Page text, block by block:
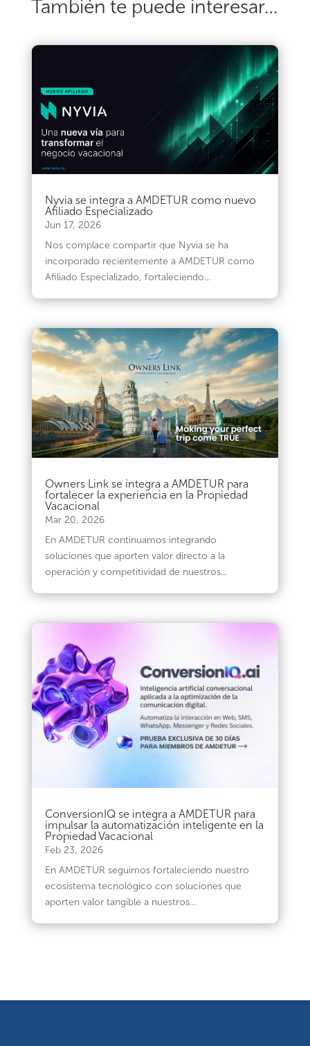
También te puede interesar…
Nyvia se integra a AMDETUR como nuevo
Afiliado Especializado
Jun 17, 2026
Nos complace compartir que Nyvia se ha
incorporado recientemente a AMDETUR como
Afiliado Especializado, fortaleciendo...
Owners Link se integra a AMDETUR para
fortalecer la experiencia en la Propiedad
Vacacional
Mar 20, 2026
En AMDETUR continuamos integrando
soluciones que aporten valor directo a la
operación y competitividad de nuestros...
ConversionIQ se integra a AMDETUR para
impulsar la automatización inteligente en la
Propiedad Vacacional
Feb 23, 2026
En AMDETUR seguimos fortaleciendo nuestro
ecosistema tecnológico con soluciones que
aporten valor tangible a nuestros...